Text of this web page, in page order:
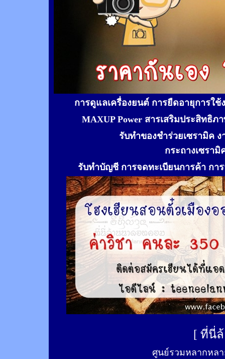
การดูแลเครื่องยนต์ การยืดอายุการใ
MAXUP Power สารเสริมประสิทธิ
รับทำของชำร่วยเซรามิค
กระถางเซรา
รับทำบัญชี การจดทะเบียนการค้า กา
[ ที่นี่
ศูนย์รวมหลากหลา